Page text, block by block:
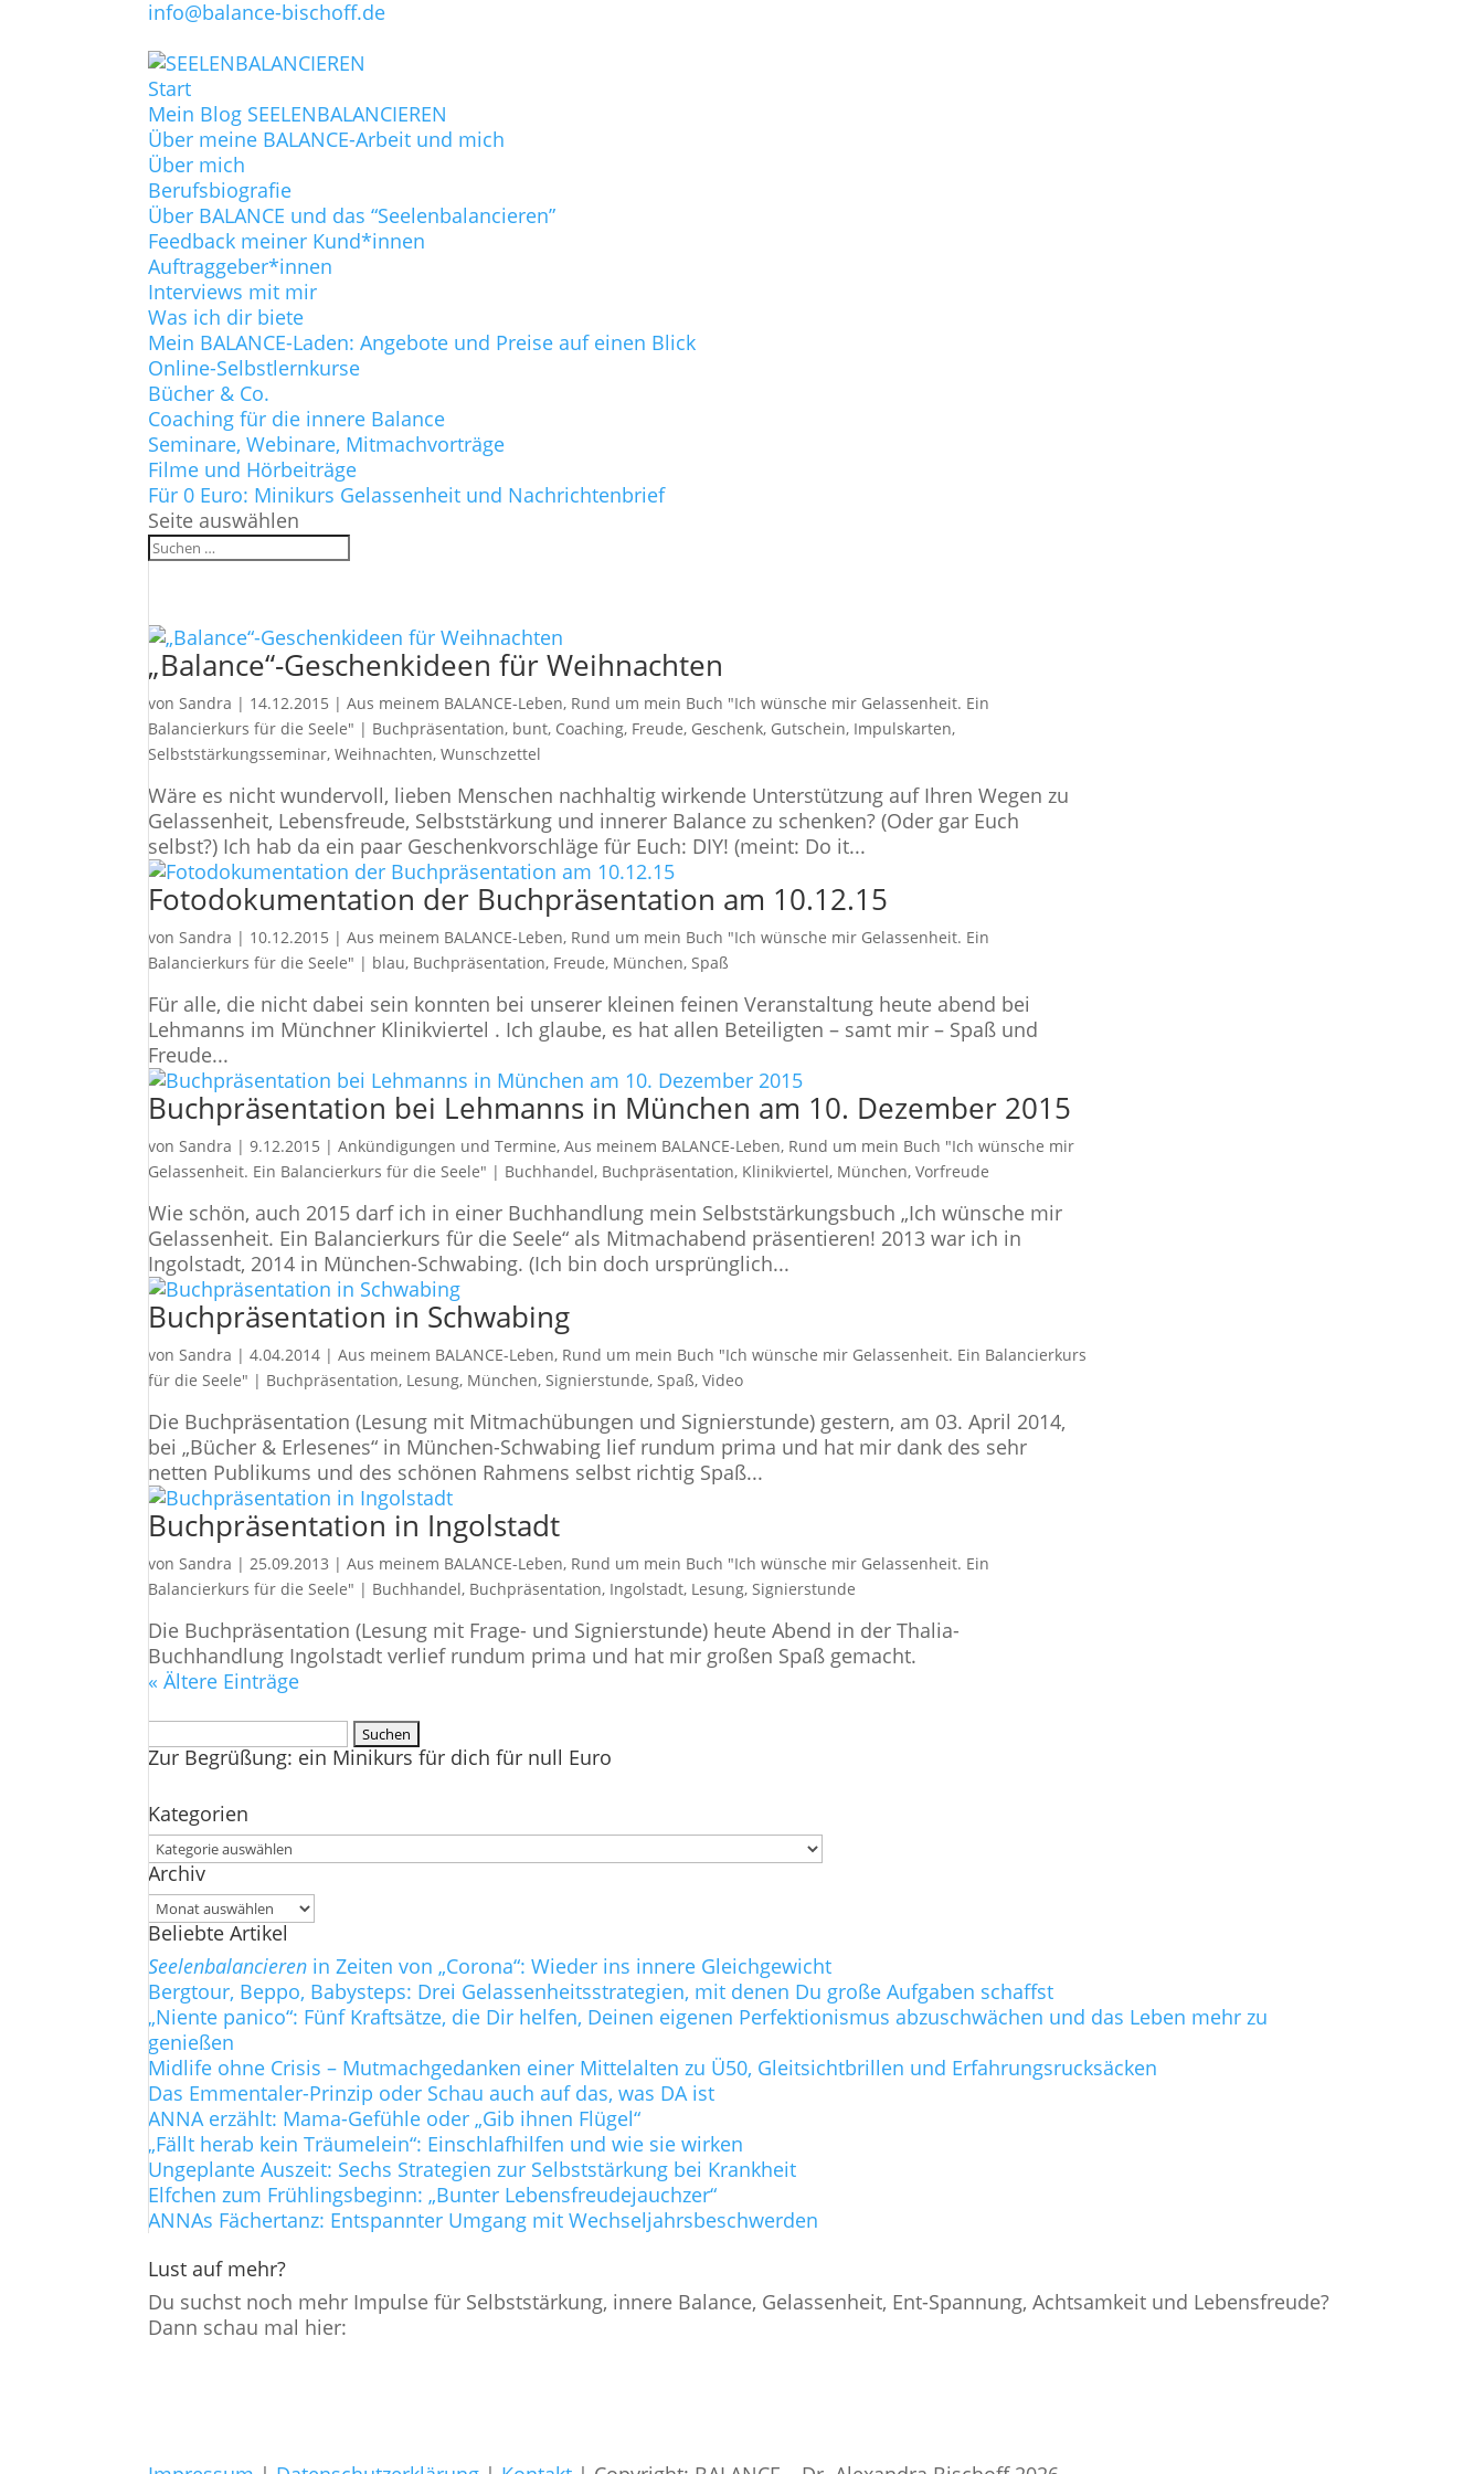
info@balance-bischoff.de
Start
Mein Blog SEELENBALANCIEREN
Über meine BALANCE-Arbeit und mich
Über mich
Berufsbiografie
Über BALANCE und das “Seelenbalancieren”
Feedback meiner Kund*innen
Auftraggeber*innen
Interviews mit mir
Was ich dir biete
Mein BALANCE-Laden: Angebote und Preise auf einen Blick
Online-Selbstlernkurse
Bücher & Co.
Coaching für die innere Balance
Seminare, Webinare, Mitmachvorträge
Filme und Hörbeiträge
Für 0 Euro: Minikurs Gelassenheit und Nachrichtenbrief
Seite auswählen
„Balance“-Geschenkideen für Weihnachten
vonSandra | 14.12.2015 |Aus meinem BALANCE-Leben, Rund um mein Buch "Ich wünsche mir Gelassenheit. Ein
Balancierkurs für die Seele" | Buchpräsentation, bunt, Coaching, Freude, Geschenk, Gutschein, Impulskarten,
Selbststärkungsseminar,Weihnachten,Wunschzettel
Wäre es nicht wundervoll, lieben Menschen nachhaltig wirkende Unterstützung auf Ihren Wegen zu
Gelassenheit, Lebensfreude, Selbststärkung und innerer Balance zu schenken? (Oder gar Euch
selbst?) Ich hab da ein paar Geschenkvorschläge für Euch: DIY! (meint: Do it...
Fotodokumentation der Buchpräsentation am 10.12.15
vonSandra | 10.12.2015 |Aus meinem BALANCE-Leben, Rund um mein Buch "Ich wünsche mir Gelassenheit. Ein
Balancierkurs für die Seele" | blau, Buchpräsentation, Freude, München,Spaß
Für alle, die nicht dabei sein konnten bei unserer kleinen feinen Veranstaltung heute abend bei
Lehmanns im Münchner Klinikviertel . Ich glaube, es hat allen Beteiligten – samt mir – Spaß und
Freude...
Buchpräsentation bei Lehmanns in München am 10. Dezember 2015
vonSandra |9.12.2015 |Ankündigungen und Termine,Aus meinem BALANCE-Leben, Rund um mein Buch "Ich wünsche mir
Gelassenheit. Ein Balancierkurs für die Seele" | Buchhandel, Buchpräsentation, Klinikviertel, München,Vorfreude
Wie schön, auch 2015 darf ich in einer Buchhandlung mein Selbststärkungsbuch „Ich wünsche mir
Gelassenheit. Ein Balancierkurs für die Seele“ als Mitmachabend präsentieren! 2013 war ich in
Ingolstadt, 2014 in München-Schwabing. (Ich bin doch ursprünglich...
Buchpräsentation in Schwabing
vonSandra |4.04.2014 |Aus meinem BALANCE-Leben, Rund um mein Buch "Ich wünsche mir Gelassenheit. Ein Balancierkurs
für die Seele" | Buchpräsentation, Lesung, München,Signierstunde,Spaß,Video
Die Buchpräsentation (Lesung mit Mitmachübungen und Signierstunde) gestern, am 03. April 2014,
bei „Bücher & Erlesenes“ in München-Schwabing lief rundum prima und hat mir dank des sehr
netten Publikums und des schönen Rahmens selbst richtig Spaß...
Buchpräsentation in Ingolstadt
vonSandra |25.09.2013 |Aus meinem BALANCE-Leben, Rund um mein Buch "Ich wünsche mir Gelassenheit. Ein
Balancierkurs für die Seele" | Buchhandel, Buchpräsentation, Ingolstadt, Lesung,Signierstunde
Die Buchpräsentation (Lesung mit Frage- und Signierstunde) heute Abend in der Thalia-
Buchhandlung Ingolstadt verlief rundum prima und hat mir großen Spaß gemacht.
« Ältere Einträge
nach:
Zur Begrüßung: ein Minikurs für dich für null Euro
Kategorien
Kategorien
Archiv
Archiv
Beliebte Artikel
Seelenbalancieren in Zeiten von „Corona“: Wieder ins innere Gleichgewicht
Bergtour, Beppo, Babysteps: Drei Gelassenheitsstrategien, mit denen Du große Aufgaben schaffst
„Niente panico“: Fünf Kraftsätze, die Dir helfen, Deinen eigenen Perfektionismus abzuschwächen und das Leben mehr zu
genießen
Midlife ohne Crisis – Mutmachgedanken einer Mittelalten zu Ü50, Gleitsichtbrillen und Erfahrungsrucksäcken
Das Emmentaler-Prinzip oder Schau auch auf das, was DA ist
ANNA erzählt: Mama-Gefühle oder „Gib ihnen Flügel“
„Fällt herab kein Träumelein“: Einschlafhilfen und wie sie wirken
Ungeplante Auszeit: Sechs Strategien zur Selbststärkung bei Krankheit
Elfchen zum Frühlingsbeginn: „Bunter Lebensfreudejauchzer“
ANNAs Fächertanz: Entspannter Umgang mit Wechseljahrsbeschwerden
Lust auf mehr?
Du suchst noch mehr Impulse für Selbststärkung, innere Balance, Gelassenheit, Ent-Spannung, Achtsamkeit und Lebensfreude?
Dann schau mal hier: